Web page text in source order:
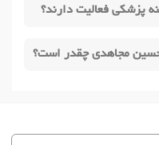
پزشکی فعالیت دارند؟
حسین مجاهدی چقدر است؟